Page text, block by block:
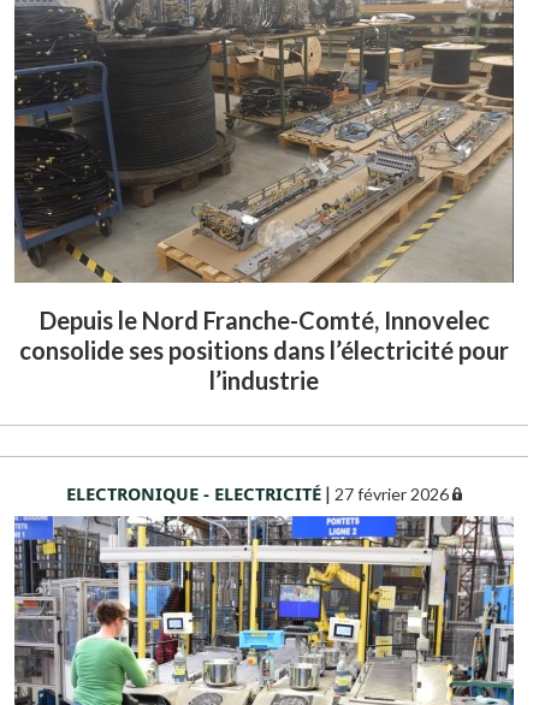
Depuis le Nord Franche-Comté, Innovelec
consolide ses positions dans l’électricité pour
l’industrie
ELECTRONIQUE - ELECTRICITÉ | 27 février 2026